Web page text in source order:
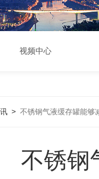
视频中心
> 不锈钢气液缓存罐能够
不锈钢